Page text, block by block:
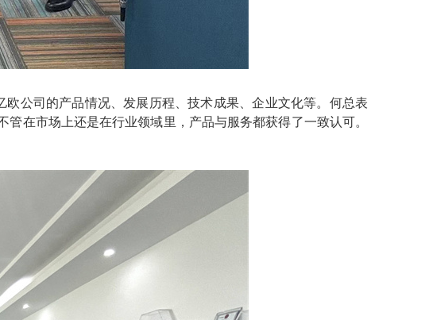
公司的产品情况、发展历程、技术成果、企业文化等。何总表
在市场上还是在行业领域里，产品与服务都获得了一致认可。